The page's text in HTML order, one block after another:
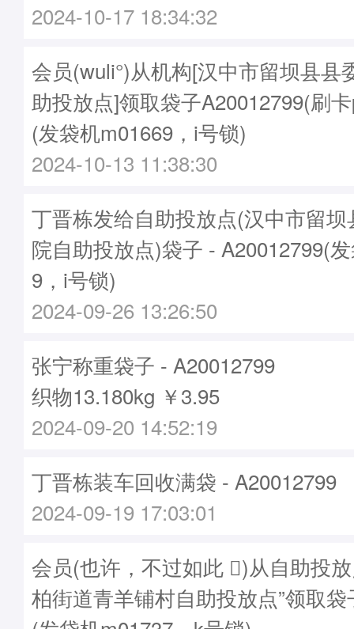
2024-10-17 18:34:32
会员(wuli°)从机构[汉中市留坝县县
助投放点]领取袋子A20012799(刷
(发袋机m01669，i号锁)
2024-10-13 11:38:30
丁晋栋发给自助投放点(汉中市留
院自助投放点)袋子 - A20012799(
9，i号锁)
2024-09-26 13:26:50
张宁称重袋子 - A20012799
织物13.180kg ￥3.95
2024-09-20 14:52:19
丁晋栋装车回收满袋 - A20012799
2024-09-19 17:03:01
会员(也许，不过如此 )从自助投
柏街道青羊铺村自助投放点”领取袋